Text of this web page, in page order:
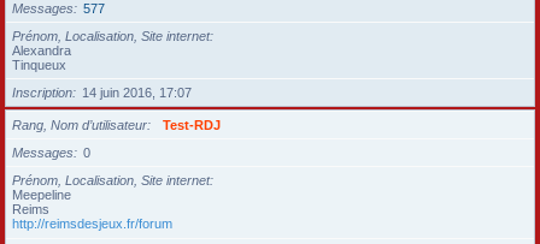
Messages
577
Prénom, Localisation, Site internet
Alexandra
Tinqueux
Inscription
14 juin 2016, 17:07
Rang, Nom d’utilisateur
Test-RDJ
Messages
0
Prénom, Localisation, Site internet
Meepeline
Reims
http://reimsdesjeux.fr/forum